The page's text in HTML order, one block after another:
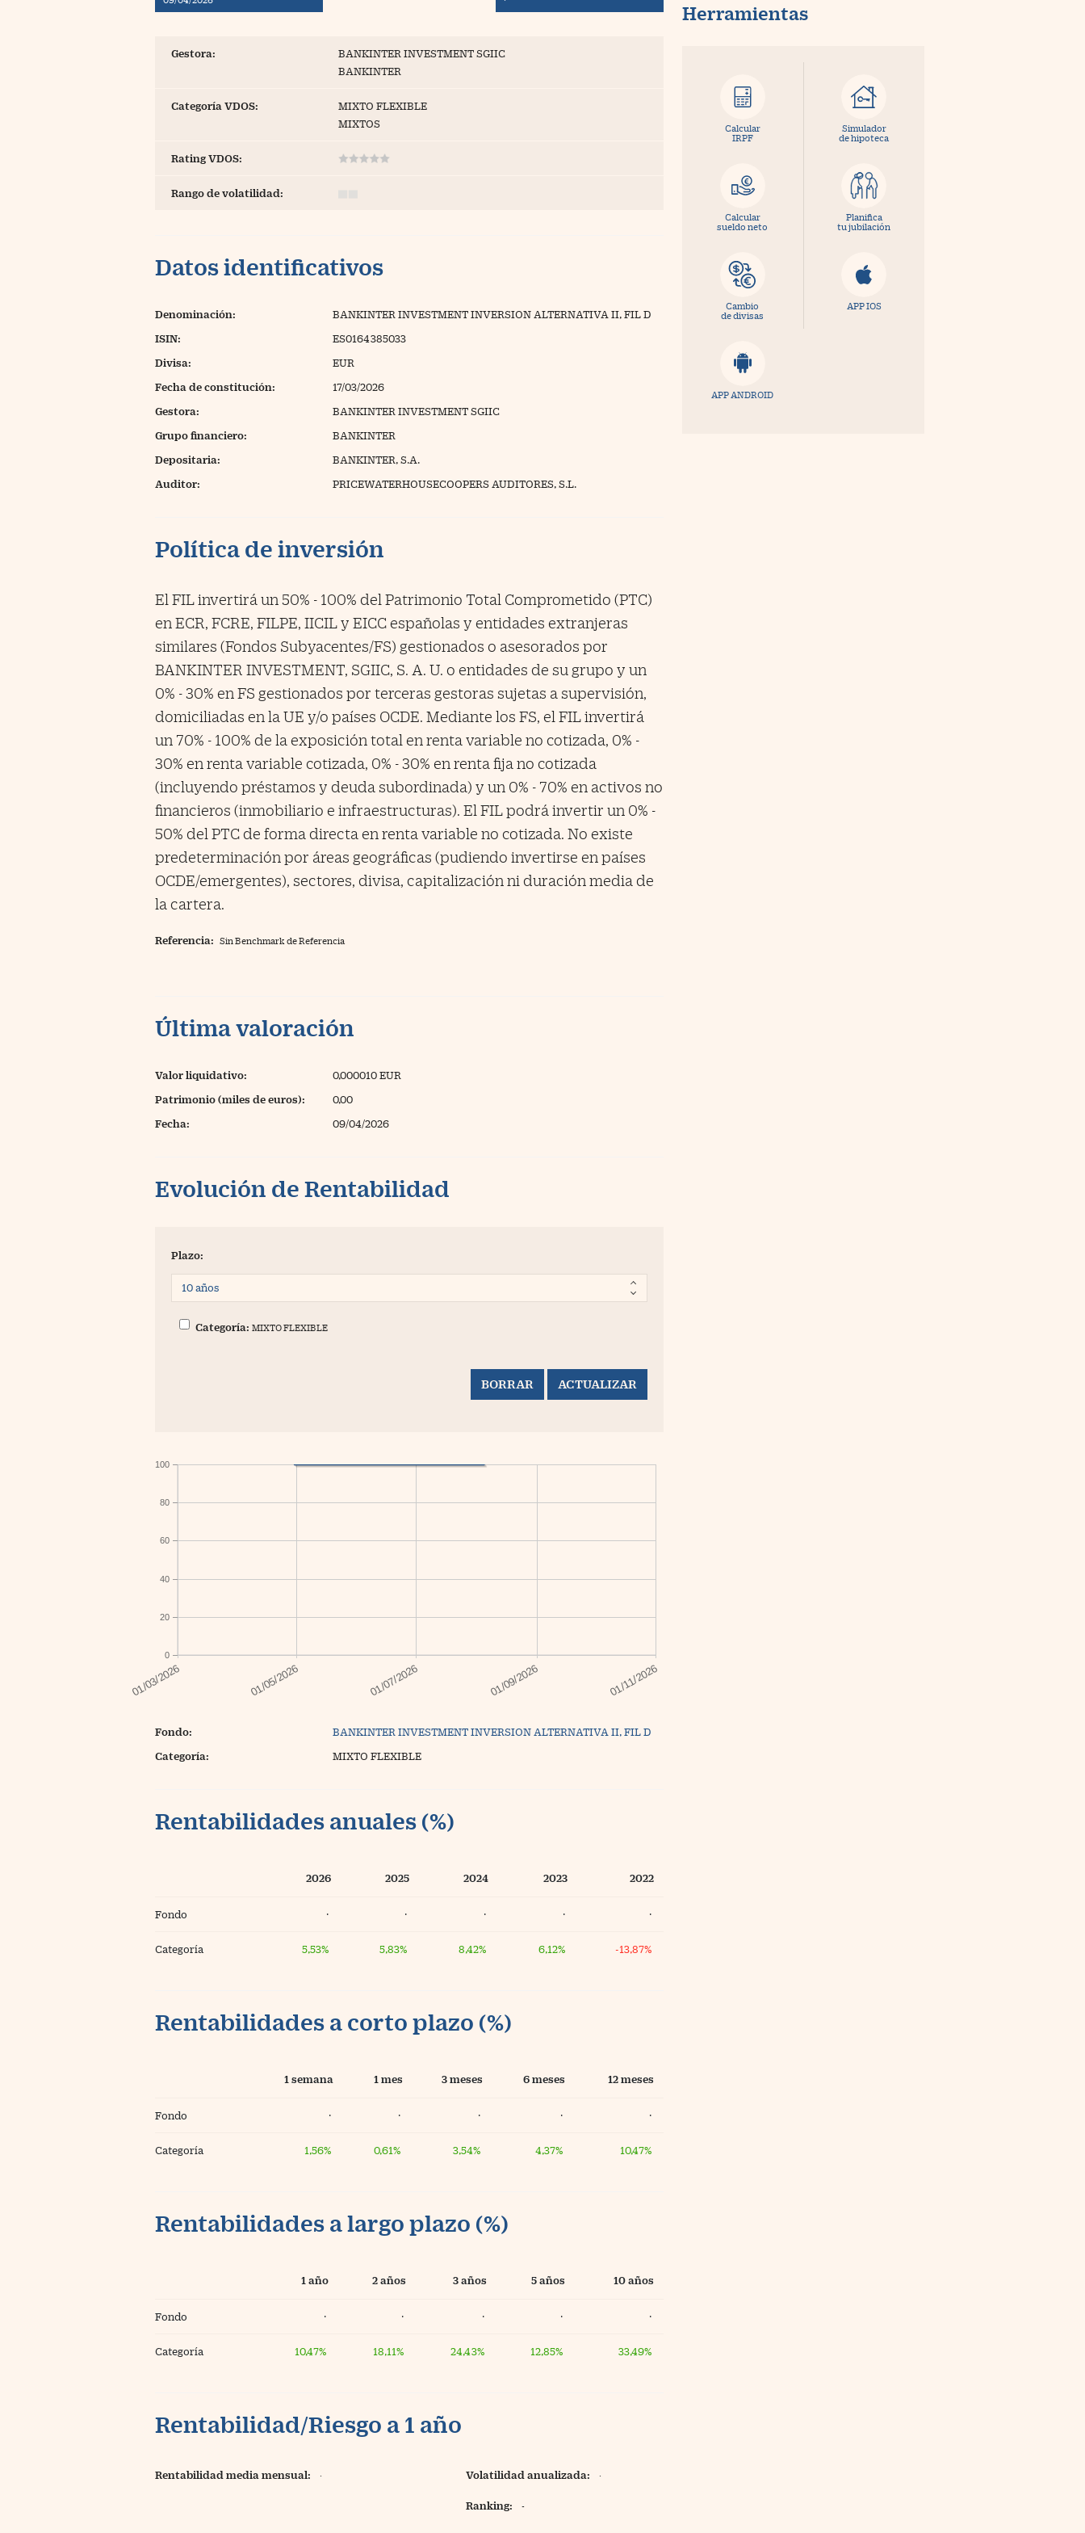
Blogs
Gestora:
BANKINTER INVESTMENT SGIIC
BANKINTER
Categoría VDOS:
MIXTO FLEXIBLE
MIXTOS
Rating VDOS:
Rango de volatilidad:
Datos identificativos
Denominación: BANKINTER INVESTMENT INVERSION ALTERNATIVA II, FIL D
ISIN: ES0164385033
Divisa: EUR
Fecha de constitución: 17/03/2026
Gestora: BANKINTER INVESTMENT SGIIC
Grupo financiero: BANKINTER
Depositaria: BANKINTER, S.A.
Auditor: PRICEWATERHOUSECOOPERS AUDITORES, S.L.
Política de inversión
El FIL invertirá un 50% - 100% del Patrimonio Total Comprometido (PTC)
en ECR, FCRE, FILPE, IICIL y EICC españolas y entidades extranjeras
similares (Fondos Subyacentes/FS) gestionados o asesorados por
BANKINTER INVESTMENT, SGIIC, S. A. U. o entidades de su grupo y un
0% - 30% en FS gestionados por terceras gestoras sujetas a supervisión,
domiciliadas en la UE y/o países OCDE. Mediante los FS, el FIL invertirá
un 70% - 100% de la exposición total en renta variable no cotizada, 0% -
30% en renta variable cotizada, 0% - 30% en renta fija no cotizada
(incluyendo préstamos y deuda subordinada) y un 0% - 70% en activos no
financieros (inmobiliario e infraestructuras). El FIL podrá invertir un 0% -
50% del PTC de forma directa en renta variable no cotizada. No existe
predeterminación por áreas geográficas (pudiendo invertirse en países
OCDE/emergentes), sectores, divisa, capitalización ni duración media de
la cartera.
Referencia: Sin Benchmark de Referencia
Última valoración
Valor liquidativo: 0,000010 EUR
Patrimonio (miles de euros): 0,00
Fecha: 09/04/2026
Evolución de Rentabilidad
Plazo:
Categoría: MIXTO FLEXIBLE
0
20
40
60
80
100
Fondo: BANKINTER INVESTMENT INVERSION ALTERNATIVA II, FIL D
Categoría: MIXTO FLEXIBLE
Rentabilidades anuales (%)
2026 2025 2024 2023 2022
Fondo · · · · ·
Categoría 5,53% 5,83% 8,42% 6,12% -13,87%
Rentabilidades a corto plazo (%)
1 semana 1 mes 3 meses 6 meses 12 meses
Fondo · · · · ·
Categoría 1,56% 0,61% 3,54% 4,37% 10,47%
Rentabilidades a largo plazo (%)
1 año 2 años 3 años 5 años 10 años
Fondo · · · · ·
Categoría 10,47% 18,11% 24,43% 12,85% 33,49%
Rentabilidad/Riesgo a 1 año
Rentabilidad media mensual: · Volatilidad anualizada: ·
Ranking: -
Herramientas
Calcular
IRPF
Simulador
de hipoteca
Calcular
sueldo neto
Planifica
tu jubilación
Cambio
de divisas
APP IOS
APP ANDROID